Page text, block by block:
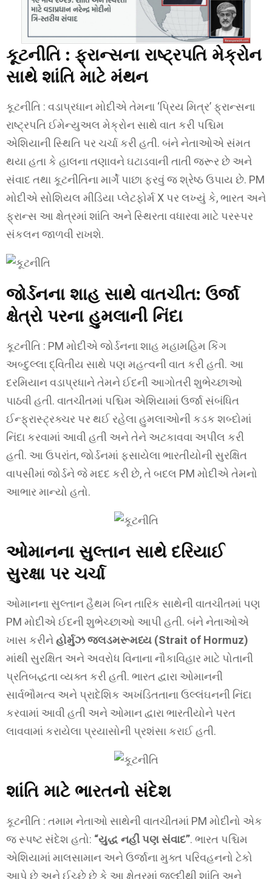
કૂટનીતિ : ફ્રાન્સના રાષ્ટ્રપતિ મેક્રોન
સાથે શાંતિ માટે મંથન
કૂટનીતિ : વડાપ્રધાન મોદીએ તેમના ‘પ્રિય મિત્ર’ ફ્રાન્સના
રાષ્ટ્રપતિ ઈમેન્યુઅલ મેક્રોન સાથે વાત કરી પશ્ચિમ
એશિયાની સ્થિતિ પર ચર્ચા કરી હતી. બંને નેતાઓએ સંમત
થયા હતા કે હાલના તણાવને ઘટાડવાની તાતી જરૂર છે અને
સંવાદ તથા કૂટનીતિના માર્ગે પાછા ફરવું જ શ્રેષ્ઠ ઉપાય છે. PM
મોદીએ સોશિયલ મીડિયા પ્લેટફોર્મ X પર લખ્યું કે, ભારત અને
ફ્રાન્સ આ ક્ષેત્રમાં શાંતિ અને સ્થિરતા વધારવા માટે પરસ્પર
સંકલન જાળવી રાખશે.
જોર્ડનના શાહ સાથે વાતચીત: ઉર્જા
ક્ષેત્રો પરના હુમલાની નિંદા
કૂટનીતિ : PM મોદીએ જોર્ડનના શાહ મહામહિમ કિંગ
અબ્દુલ્લા દ્વિતીય સાથે પણ મહત્વની વાત કરી હતી. આ
દરમિયાન વડાપ્રધાને તેમને ઈદની આગોતરી શુભેચ્છાઓ
પાઠવી હતી. વાતચીતમાં પશ્ચિમ એશિયામાં ઉર્જા સંબંધિત
ઈન્ફ્રાસ્ટ્રક્ચર પર થઈ રહેલા હુમલાઓની કડક શબ્દોમાં
નિંદા કરવામાં આવી હતી અને તેને અટકાવવા અપીલ કરી
હતી. આ ઉપરાંત, જોર્ડનમાં ફસાયેલા ભારતીયોની સુરક્ષિત
વાપસીમાં જોર્ડને જે મદદ કરી છે, તે બદલ PM મોદીએ તેમનો
આભાર માન્યો હતો.
ઓમાનના સુલ્તાન સાથે દરિયાઈ
સુરક્ષા પર ચર્ચા
ઓમાનના સુલ્તાન હૈથમ બિન તારિક સાથેની વાતચીતમાં પણ
PM મોદીએ ઈદની શુભેચ્છાઓ આપી હતી. બંને નેતાઓએ
ખાસ કરીનેહોર્મુઝ જલડમરૂમધ્ય (Strait of Hormuz)
માંથી સુરક્ષિત અને અવરોધ વિનાના નૌકાવિહાર માટે પોતાની
પ્રતિબદ્ધતા વ્યક્ત કરી હતી. ભારત દ્વારા ઓમાનની
સાર્વભૌમત્વ અને પ્રાદેશિક અખંડિતતાના ઉલ્લંઘનની નિંદા
કરવામાં આવી હતી અને ઓમાન દ્વારા ભારતીયોને પરત
લાવવામાં કરાયેલા પ્રયાસોની પ્રશંસા કરાઈ હતી.
શાંતિ માટે ભારતનો સંદેશ
કૂટનીતિ : તમામ નેતાઓ સાથેની વાતચીતમાં PM મોદીનો એક
જ સ્પષ્ટ સંદેશ હતો: “યુદ્ધ નહીં પણ સંવાદ”. ભારત પશ્ચિમ
એશિયામાં માલસામાન અને ઉર્જાના મુક્ત પરિવહનનો ટેકો
આપે છે અને ઈચ્છે છે કે આ ક્ષેત્રમાં જલ્દીથી શાંતિ અને